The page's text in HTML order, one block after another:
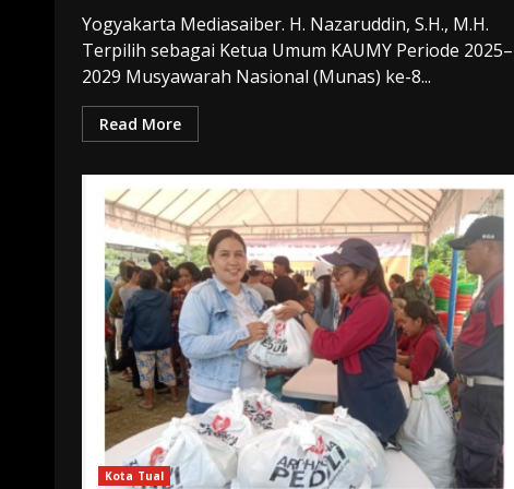
Yogyakarta Mediasaiber. H. Nazaruddin, S.H., M.H.
Terpilih sebagai Ketua Umum KAUMY Periode 2025–
2029 Musyawarah Nasional (Munas) ke-8...
Read More
Kota Tual